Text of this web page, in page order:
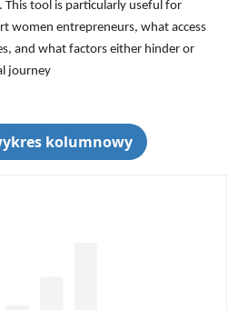
This tool is particularly useful for
women entrepreneurs, what access
and what factors either hinder or
journey
kolumnowy